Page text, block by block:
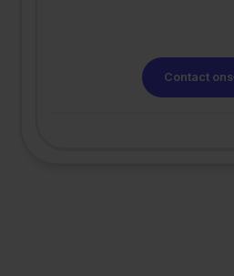
Contact ons